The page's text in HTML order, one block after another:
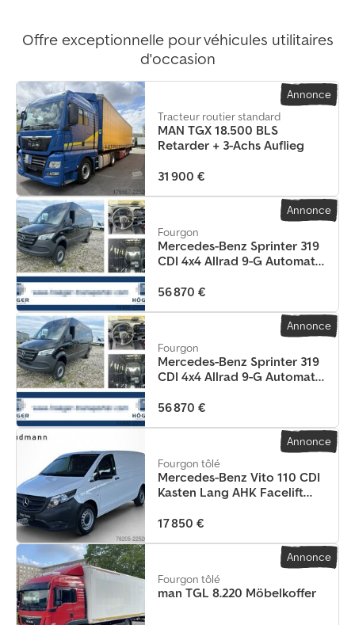
Offre exceptionnelle pour véhicules utilitaires
d'occasion
Tracteur routier standard
MAN TGX 18.500 BLS
Retarder + 3-Achs Auflieg
31 900 €
Annonce
Fourgon
Mercedes-Benz Sprinter 319
CDI 4x4 Allrad 9-G Automatik
56 870 €
Annonce
Fourgon
Mercedes-Benz Sprinter 319
CDI 4x4 Allrad 9-G Automatik
56 870 €
Annonce
Fourgon tôlé
Mercedes-Benz Vito 110 CDI
Kasten Lang AHK Facelift
17 850 €
Annonce
Fourgon tôlé
man TGL 8.220 Möbelkoffer
Annonce